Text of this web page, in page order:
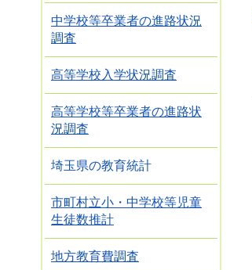
中学校等卒業者の進路状況
調査
高等学校入学状況調査
高等学校等卒業者の進路状
況調査
埼玉県の教育統計
市町村立小・中学校等児童
生徒数推計
地方教育費調査